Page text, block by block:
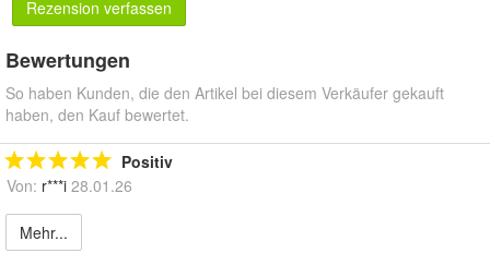
Rezension verfassen
Bewertungen
So haben Kunden, die den Artikel bei diesem Verkäufer gekauft
haben, den Kauf bewertet.
Positiv
Von: r***i 28.01.26
Mehr...